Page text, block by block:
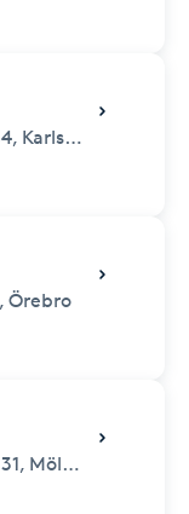
Karlskrona
Örebro
Mölndal